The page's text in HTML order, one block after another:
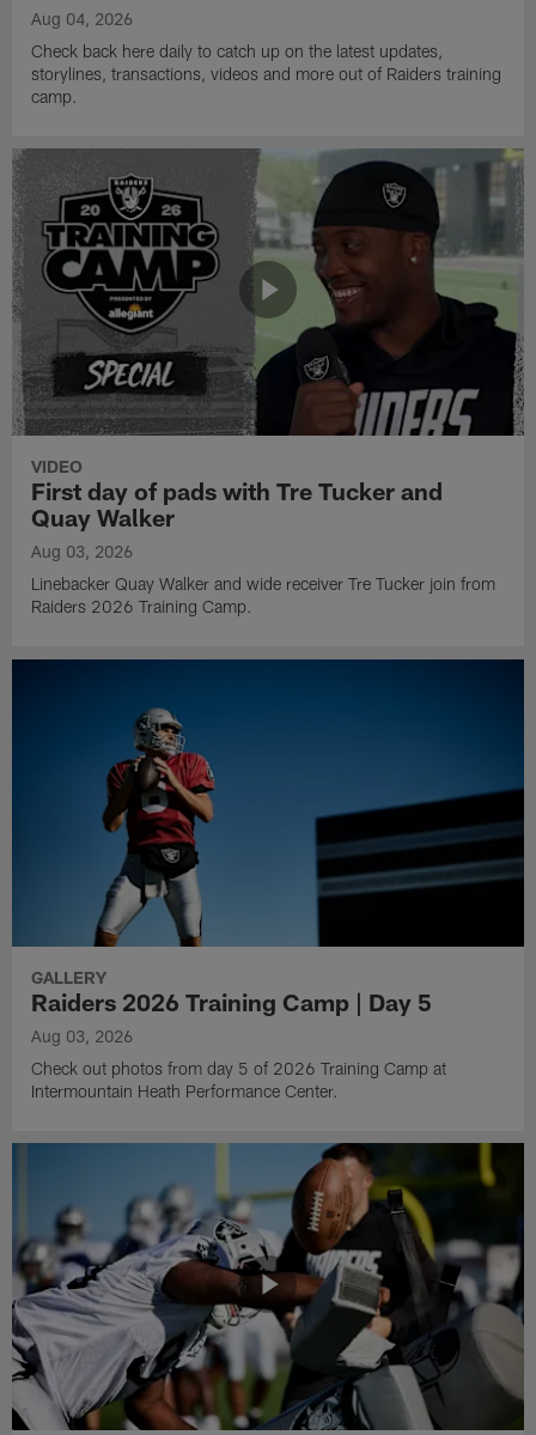
Aug 04, 2026
Check back here daily to catch up on the latest updates,
storylines, transactions, videos and more out of Raiders training
camp.
VIDEO
First day of pads with Tre Tucker and
Quay Walker
Aug 03, 2026
Linebacker Quay Walker and wide receiver Tre Tucker join from
Raiders 2026 Training Camp.
GALLERY
Raiders 2026 Training Camp | Day 5
Aug 03, 2026
Check out photos from day 5 of 2026 Training Camp at
Intermountain Heath Performance Center.